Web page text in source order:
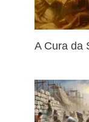
A Cura da